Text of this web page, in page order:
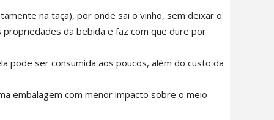
na taça), por onde sai o vinho, sem deixar o
da bebida e faz com que dure por
pode ser consumida aos poucos, além do custo da
embalagem com menor impacto sobre o meio